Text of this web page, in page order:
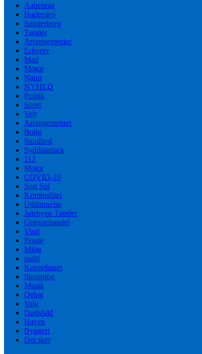
Aabenraa
Haderslev
Sønderborg
Tønder
Arrangementer
Erhverv
Mad
Motor
Natur
NYHED
Politik
Sport
Vejr
Arrangementer
Bolig
Sundhed
Syddanmark
112
Motor
COVID-19
Sort Sol
Kriminalitet
Uddannelse
Julebyen Tønder
Grænsehandel
Vind
Penge
Miljø
politi
Kongehuset
Shopping
Musik
Debat
Valg
Dødsfald
Haven
Byggeri
Det sker